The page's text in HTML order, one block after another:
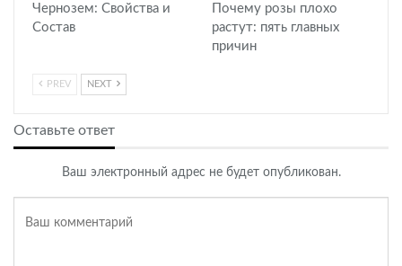
Чернозем: Свойства и
Состав
Почему розы плохо
растут: пять главных
причин
PREV NEXT
Оставьте ответ
Ваш электронный адрес не будет опубликован.